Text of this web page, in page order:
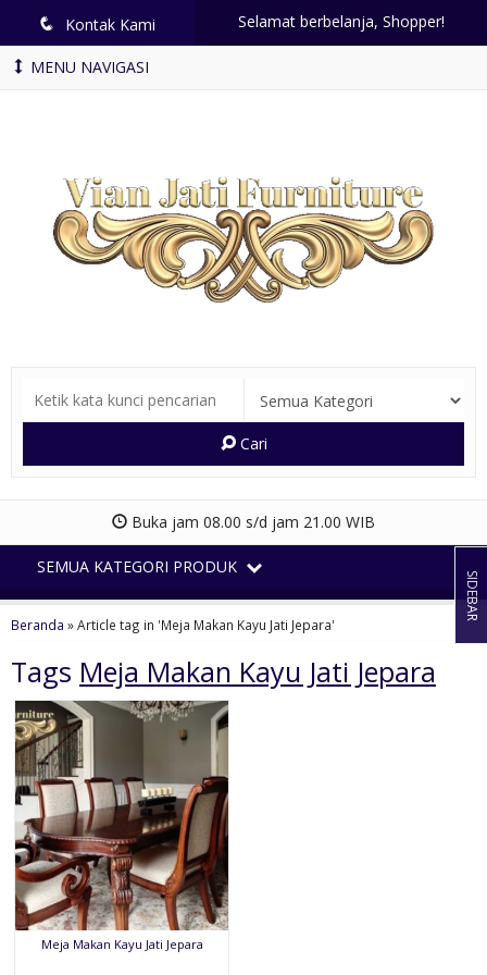
q Kontak Kami Selamat berbelanja, Shopper!
MENU NAVIGASI
Cari
Buka jam 08.00 s/d jam 21.00 WIB
SEMUA KATEGORI PRODUK
Beranda »Article tag in 'Meja Makan Kayu Jati Jepara'
Tags Meja Makan Kayu Jati Jepara
Meja Makan Kayu Jati Jepara
SIDEBAR